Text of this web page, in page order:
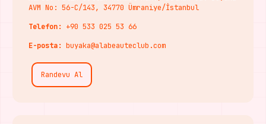
AVM No: 56-C/143, 34770 Ümraniye/İstanbul
Telefon:
+90 533 025 53 66
E-posta: buyaka@alabeauteclub.com
Randevu Al